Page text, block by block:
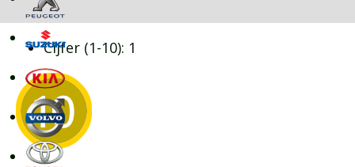
Cijfer (1-10): 1